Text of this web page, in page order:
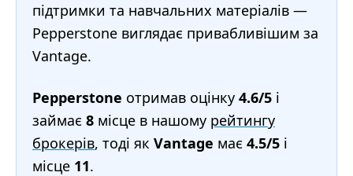
підтримки та навчальних матеріалів —
Pepperstone виглядає привабливішим за
Vantage.
Pepperstone отримав оцінку 4.6/5 і
займає 8 місце в нашому рейтингу
брокерів, тоді як Vantage має 4.5/5 і
місце 11.